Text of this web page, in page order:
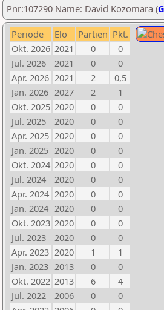
Pnr:107290 Name: David Kozomara (
Periode Elo Partien Pkt.
Okt. 2026 2021 0
0
Jul. 2026
2021 0
0
Apr. 2026 2021 2
0,5
Jan. 2026 2027 2
1
Okt. 2025 2020 0
0
Jul. 2025
2020 0
0
Apr. 2025 2020 0
0
Jan. 2025 2020 0
0
Okt. 2024 2020 0
0
Jul. 2024
2020 0
0
Apr. 2024 2020 0
0
Jan. 2024 2020 0
0
Okt. 2023 2020 0
0
Jul. 2023
2020 0
0
Apr. 2023 2020 1
1
Jan. 2023 2013 0
0
Okt. 2022 2013 6
4
Jul. 2022
2006 0
0